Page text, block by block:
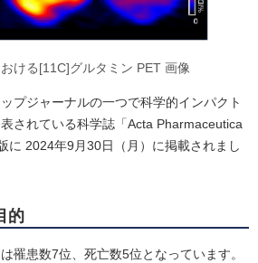
ける[11C]グルタミン PET 画像
プジャーナルの一つで科学的インパクト
されている科学誌「Acta Pharmaceutica
に 2024年9月30日（月）に掲載されまし
的
罹患数7位、死亡数5位となっています。